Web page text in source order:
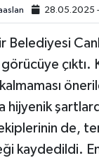
28.05.2025
Belediyesi
çıktı.
hijyenik
de,
kaydedildi. En